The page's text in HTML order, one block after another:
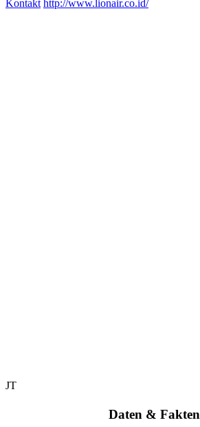
Kontakt http://www.lionair.co.id/
JT
Daten & Fakten